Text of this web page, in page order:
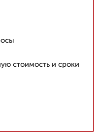
стоимость и сроки